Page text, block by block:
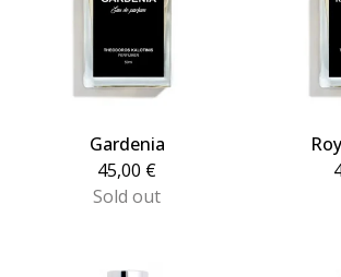
Gardenia
45,00 €
Sold out